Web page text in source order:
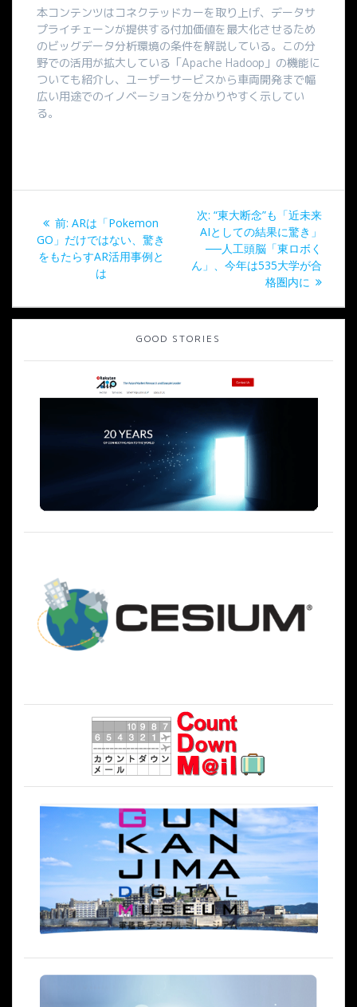
本コンテンツはコネクテッドカーを取り上げ、データサ
プライチェーンが提供する付加価値を最大化させるため
のビッグデータ分析環境の条件を解説している。この分
野での活用が拡大している「Apache Hadoop」の機能に
ついても紹介し、ユーザーサービスから車両開発まで幅
広い用途でのイノベーションを分かりやすく示してい
る。
稿
ナ
ビ
ー
前: 過
去
の
ARは「Pokemon
GO」だけではない、驚き
をもたらすAR活用事例と
は
次: 次
の
投
稿:
“東大断念”も「近未来
AIとしての結果に驚き」
──人工頭脳「東ロボく
ん」、今年は535大学が合
格圏内に
GOOD STORIES